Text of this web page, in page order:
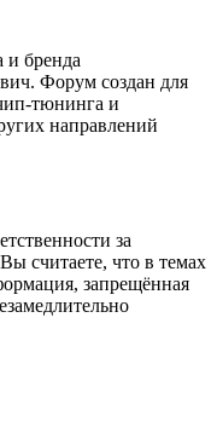
и бренда
Форум создан для
тюнинга и
направлений
за
считаете, что в темах
запрещённая